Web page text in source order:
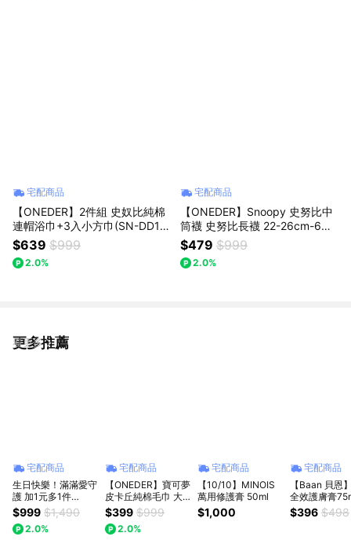
宅配商品
【ONEDER】2件組 史奴比純棉
連帽浴巾+3入小方巾(SN-DD10
1+SN-DI002)
$639 $999
2.0%
宅配商品
【ONEDER】Snoopy 史努比中
筒襪 史努比長襪 22-26cm-6雙
組(SN-A329~SN-A334)
$479 $999
2.0%
更多推薦
看更多
宅配商品
生日快樂！滿滿愛守
護 加1元多1件
【Mustela 慕之恬
廊】高效寶貝組 媽
媽 寶寶 洗澡 沐浴 乳
$999 $1,490
2.0%
宅配商品
【ONEDER】寶可夢
皮卡丘純棉毛巾 大
浴巾1件組(PK-
DC002)
$399 $999
2.0%
宅配商品
【10/10】MINOIS
萬用修護膏 50ml
$1,000
宅配商品
【Baan 貝恩
全效護膚膏
入組｜新生禮
禮、閨蜜送禮
$396 $498